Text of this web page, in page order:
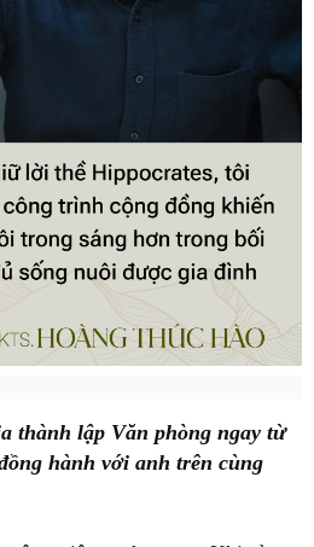
thành lập Văn phòng ngay từ
hành với anh trên cùng